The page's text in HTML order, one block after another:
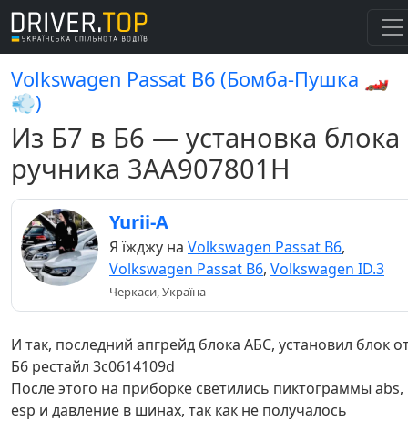
Volkswagen Passat B6 (Бомба-Пушка 🏎️
💨)
Из Б7 в Б6 — установка блока
ручника 3AA907801H
Yurii-A
Я їжджу на Volkswagen Passat B6,
Volkswagen Passat B6, Volkswagen ID.3
Черкаси, Україна
И так, последний апгрейд блока АБС, установил блок
Б6 рестайл 3с0614109d
После этого на приборке светились пиктограммы abs,
esp и давление в шинах, так как не получалось